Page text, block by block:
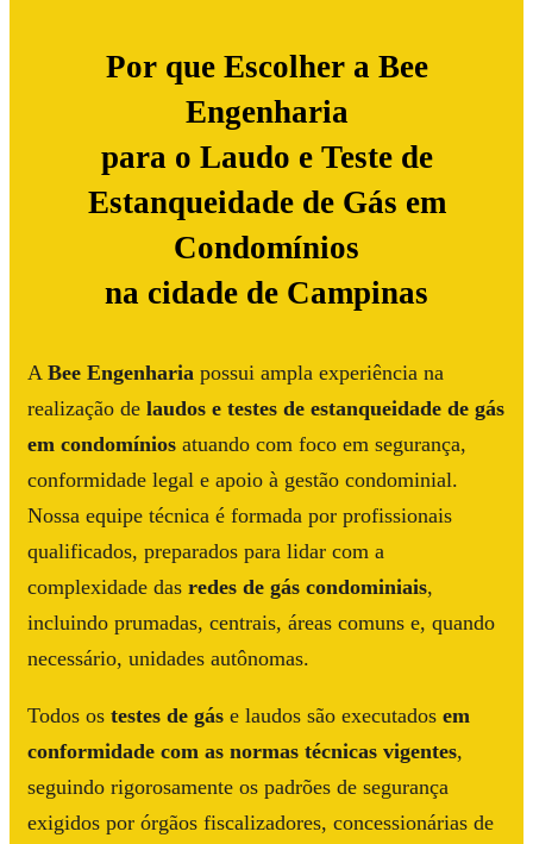
Por que Escolher a Bee
Engenharia
para o Laudo e Teste de
Estanqueidade de Gás em
Condomínios
na cidade de Campinas
A Bee Engenharia possui ampla experiência na
realização de laudos e testes de estanqueidade de gás
em condomínios atuando com foco em segurança,
conformidade legal e apoio à gestão condominial.
Nossa equipe técnica é formada por profissionais
qualificados, preparados para lidar com a
complexidade das redes de gás condominiais,
incluindo prumadas, centrais, áreas comuns e, quando
necessário, unidades autônomas.
Todos os testes de gás e laudos são executados em
conformidade com as normas técnicas vigentes,
seguindo rigorosamente os padrões de segurança
exigidos por órgãos fiscalizadores, concessionárias de